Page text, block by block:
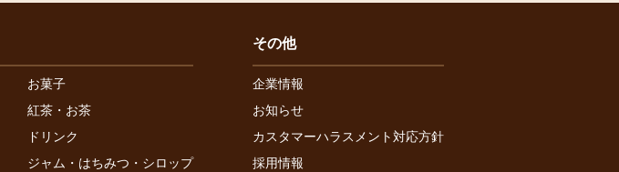
お菓子
紅茶・お茶
ドリンク
ジャム・はちみつ・シロップ
その他
企業情報
お知らせ
カスタマーハラスメント対応方針
採用情報